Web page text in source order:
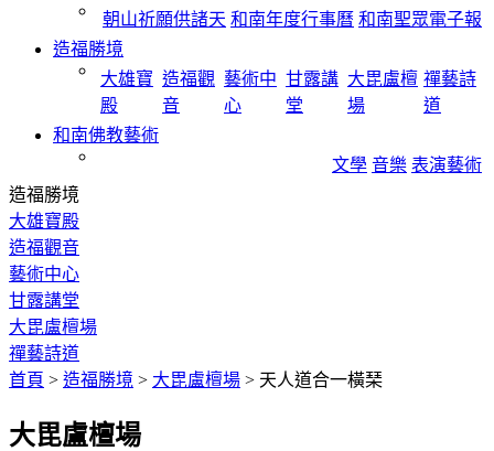
朝山祈願供諸天 和南年度行事曆 和南聖眾電子報
造福勝境
大雄寶
殿
造福觀
音
藝術中
心
甘露講
堂
大毘盧檀
場
禪藝詩
道
和南佛教藝術
文學 音樂 表演藝術
造福勝境
大雄寶殿
造福觀音
藝術中心
甘露講堂
大毘盧檀場
禪藝詩道
首頁 > 造福勝境 > 大毘盧檀場 > 天人道合一橫琹
大毘盧檀場